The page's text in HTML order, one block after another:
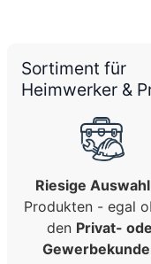
Sortiment für
Heimwerker &
Riesige Auswahl
Produkten - egal
den Privat-